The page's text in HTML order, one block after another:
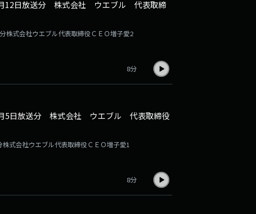
12日放送分 株式会社 ウエブル 代表取締
株式会社ウエブル代表取締役ＣＥＯ増子愛2
8分
5日放送分 株式会社 ウエブル 代表取締役
式会社ウエブル代表取締役ＣＥＯ増子愛1
8分